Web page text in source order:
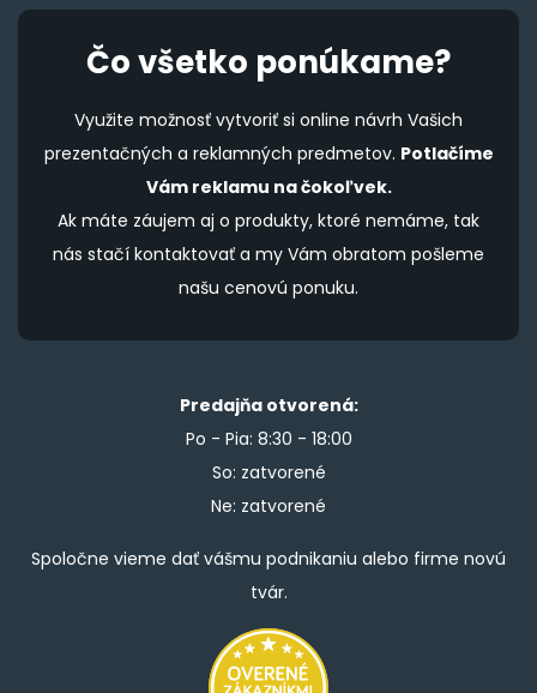
Čo všetko ponúkame?
Využite možnosť vytvoriť si online návrh Vašich
prezentačných a reklamných predmetov. Potlačíme
Vám reklamu na čokoľvek.
Ak máte záujem aj o produkty, ktoré nemáme, tak
nás stačí kontaktovať a my Vám obratom pošleme
našu cenovú ponuku.
Predajňa otvorená:
Po - Pia: 8:30 - 18:00
So: zatvorené
Ne: zatvorené
Spoločne vieme dať vášmu podnikaniu alebo firme novú
tvár.